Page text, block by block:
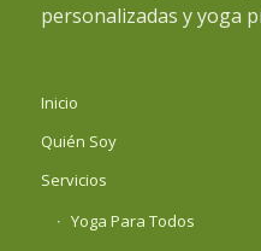
personalizadas y yoga
Inicio
Quién Soy
Servicios
Yoga Para Todos